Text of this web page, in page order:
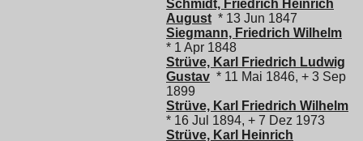
Schmidt, Friedrich Heinrich
August * 13 Jun 1847
Siegmann, Friedrich Wilhelm
* 1 Apr 1848
Strüve, Karl Friedrich Ludwig
Gustav * 11 Mai 1846, + 3 Sep
1899
Strüve, Karl Friedrich Wilhelm
* 16 Jul 1894, + 7 Dez 1973
Strüve, Karl Heinrich